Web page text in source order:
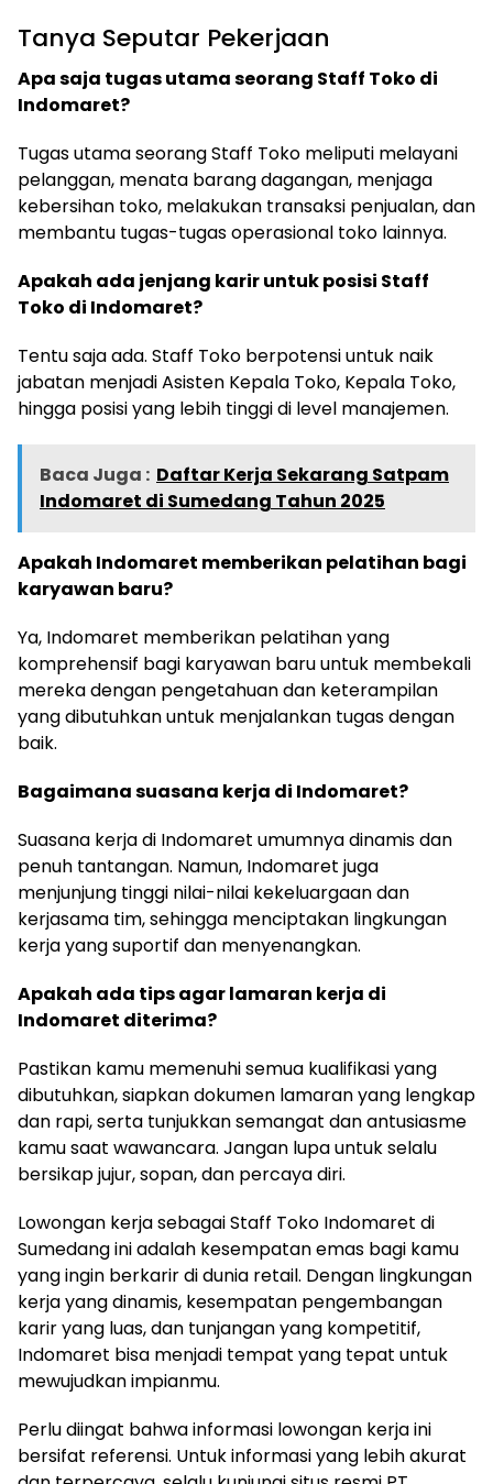
Tanya Seputar Pekerjaan
Apa saja tugas utama seorang Staff Toko di
Indomaret?
Tugas utama seorang Staff Toko meliputi melayani
pelanggan, menata barang dagangan, menjaga
kebersihan toko, melakukan transaksi penjualan, dan
membantu tugas-tugas operasional toko lainnya.
Apakah ada jenjang karir untuk posisi Staff
Toko di Indomaret?
Tentu saja ada. Staff Toko berpotensi untuk naik
jabatan menjadi Asisten Kepala Toko, Kepala Toko,
hingga posisi yang lebih tinggi di level manajemen.
Baca Juga : Daftar Kerja Sekarang Satpam
Indomaret di Sumedang Tahun 2025
Apakah Indomaret memberikan pelatihan bagi
karyawan baru?
Ya, Indomaret memberikan pelatihan yang
komprehensif bagi karyawan baru untuk membekali
mereka dengan pengetahuan dan keterampilan
yang dibutuhkan untuk menjalankan tugas dengan
baik.
Bagaimana suasana kerja di Indomaret?
Suasana kerja di Indomaret umumnya dinamis dan
penuh tantangan. Namun, Indomaret juga
menjunjung tinggi nilai-nilai kekeluargaan dan
kerjasama tim, sehingga menciptakan lingkungan
kerja yang suportif dan menyenangkan.
Apakah ada tips agar lamaran kerja di
Indomaret diterima?
Pastikan kamu memenuhi semua kualifikasi yang
dibutuhkan, siapkan dokumen lamaran yang lengkap
dan rapi, serta tunjukkan semangat dan antusiasme
kamu saat wawancara. Jangan lupa untuk selalu
bersikap jujur, sopan, dan percaya diri.
Lowongan kerja sebagai Staff Toko Indomaret di
Sumedang ini adalah kesempatan emas bagi kamu
yang ingin berkarir di dunia retail. Dengan lingkungan
kerja yang dinamis, kesempatan pengembangan
karir yang luas, dan tunjangan yang kompetitif,
Indomaret bisa menjadi tempat yang tepat untuk
mewujudkan impianmu.
Perlu diingat bahwa informasi lowongan kerja ini
bersifat referensi. Untuk informasi yang lebih akurat